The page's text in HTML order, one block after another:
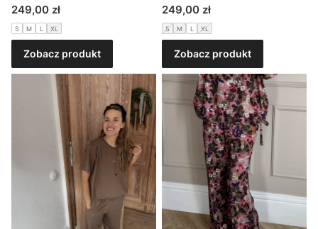
Cena
249,00 zł
S M L XL
Zobacz produkt
Cena
249,00 zł
S M L XL
Zobacz produkt